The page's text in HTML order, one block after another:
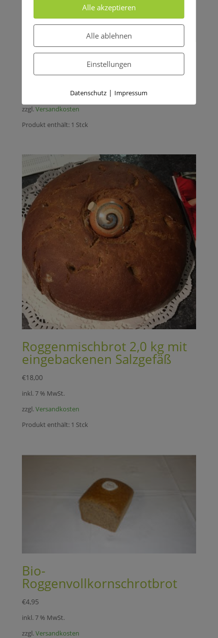
Bio-Sonnenblumenkernbrot
4,95
zzgl.Versandkosten
Produkt enthält: 1 Stck
Roggenmischbrot 2,0 kg mit
eingebackenen Salzgefäß
€18,00
inkl. 7 % MwSt.
zzgl.Versandkosten
Produkt enthält: 1 Stck
Bio-
Roggenvollkornschrotbrot
€4,95
inkl. 7 % MwSt.
zzgl.Versandkosten
Alle akzeptieren
Alle ablehnen
Einstellungen
Datenschutz | Impressum